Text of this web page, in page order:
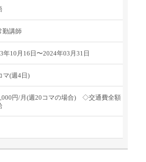
勤講師
年10月16日〜2024年03月31日
マ(週4日)
円/月(週20コマの場合) ◇交通費全額